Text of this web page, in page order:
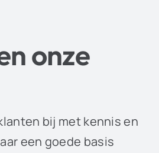
onze
bij met kennis en
een goede basis